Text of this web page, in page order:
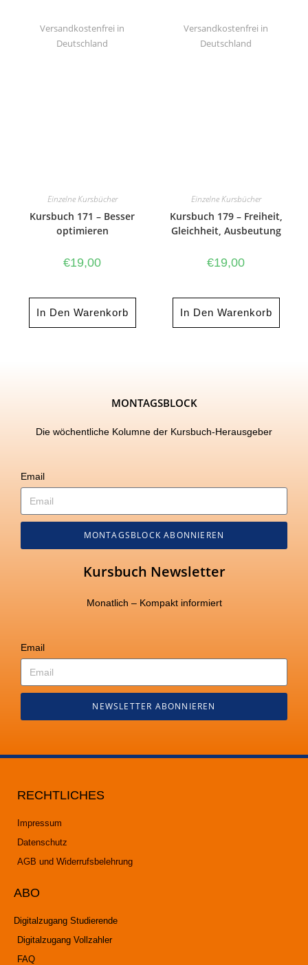
Versandkostenfrei in
Deutschland
Einzelne Kursbücher
Kursbuch 171 – Besser
optimieren
€19,00
In Den Warenkorb
Versandkostenfrei in
Deutschland
Einzelne Kursbücher
Kursbuch 179 – Freiheit,
Gleichheit, Ausbeutung
€19,00
In Den Warenkorb
MONTAGSBLOCK
Die wöchentliche Kolumne der Kursbuch-Herausgeber
Email
MONTAGSBLOCK ABONNIEREN
Kursbuch Newsletter
Monatlich – Kompakt informiert
Email
NEWSLETTER ABONNIEREN
RECHTLICHES
Impressum
Datenschutz
AGB und Widerrufsbelehrung
ABO
Digitalzugang Studierende
Digitalzugang Vollzahler
FAQ